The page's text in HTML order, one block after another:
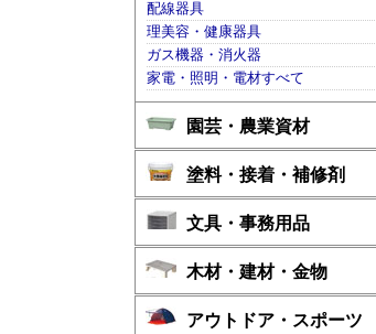
配線器具
理美容・健康器具
ガス機器・消火器
家電・照明・電材すべて
園芸・農業資材
塗料・接着・補修剤
文具・事務用品
木材・建材・金物
アウトドア・スポーツ